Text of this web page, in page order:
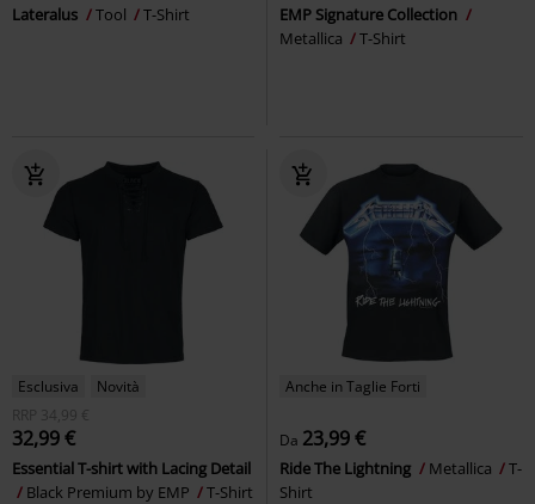
Lateralus Tool T-Shirt
EMP Signature Collection
Metallica
T-Shirt
Esclusiva
Novità
RRP
34,99 €
32,99 €
Essential T-shirt with Lacing Detail
Black Premium by EMP
T-Shirt
Anche in Taglie Forti
Da 23,99 €
Ride The Lightning Metallica
T-
Shirt